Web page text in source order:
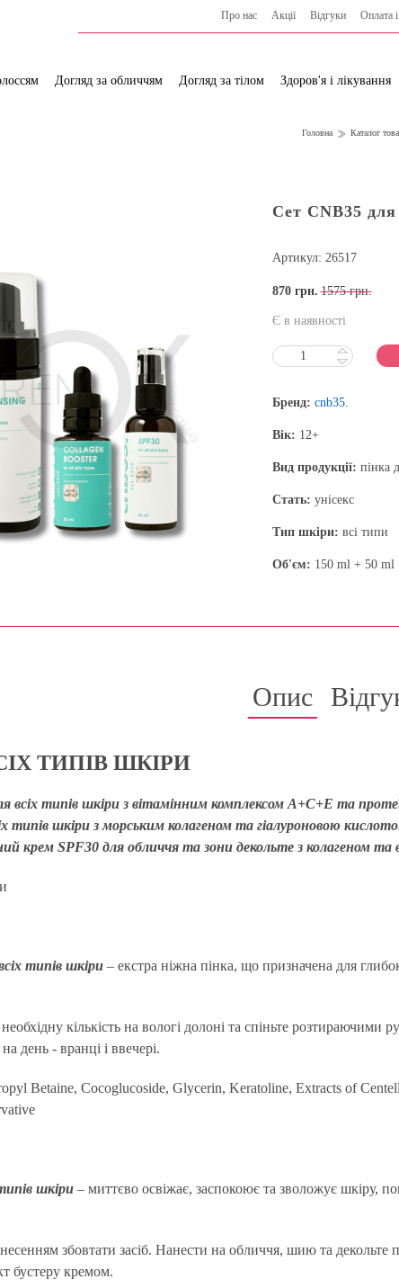
Про нас Акції Відгуки Оплата
Догляд за обличчям Догляд за тілом Здоров'я і лікування
Головна Каталог
Сет CNB35 для
Артикул: 26517
870 грн. 1575 грн.
Є в наявності
Бренд: cnb35.
Вік: 12+
Вид продукції: пінка
Стать: унісекс
Тип шкіри: всі типи
Об'єм: 150 ml + 50 ml
Опис
ТИПІВ ШКІРИ
всіх типів шкіри з вітамінним комплексом A+C+E та
типів шкіри з морським колагеном та гіалуроновою
крем SPF30 для обличчя та зони декольте з колагеном
типів шкіри – екстра ніжна пінка, що призначена для
необхідну кількість на вологі долоні та спіньте
день - вранці і ввечері.
Betaine, Cocoglucoside, Glycerin, Keratoline, Extracts of
шкіри – миттєво освіжає, заспокоює та зволожує шкіру,
збовтати засіб. Нанести на обличчя, шию та декольте
бустеру кремом.